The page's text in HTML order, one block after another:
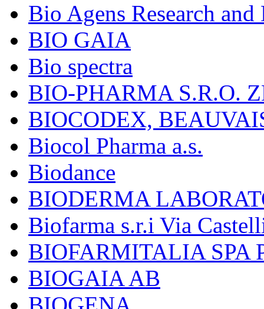
Bio Agens Research
BIO GAIA
Bio spectra
BIO-PHARMA S.R.O.
BIOCODEX,
Biocol Pharma a.s.
Biodance
BIODERMA
Biofarma s.r.i Via
BIOFARMITALIA SPA
BIOGAIA AB